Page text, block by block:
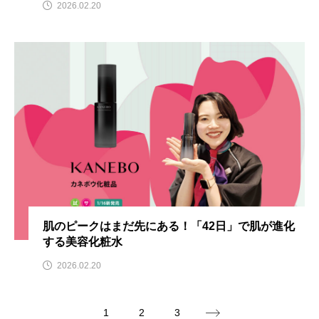
2026.02.20
肌のピークはまだ先にある！「42日」で肌が進化
する美容化粧水
2026.02.20
1 2 3